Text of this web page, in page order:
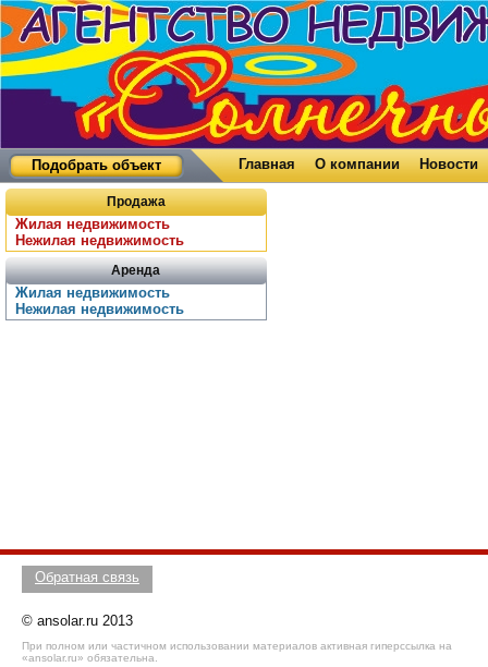
Подобрать объект Главная О компании Новости
Продажа
Жилая недвижимость
Нежилая недвижимость
Аренда
Жилая недвижимость
Нежилая недвижимость
Обратная связь
© ansolar.ru 2013
При полном или частичном использовании материалов активная гиперссылка на
«ansolar.ru» обязательна.